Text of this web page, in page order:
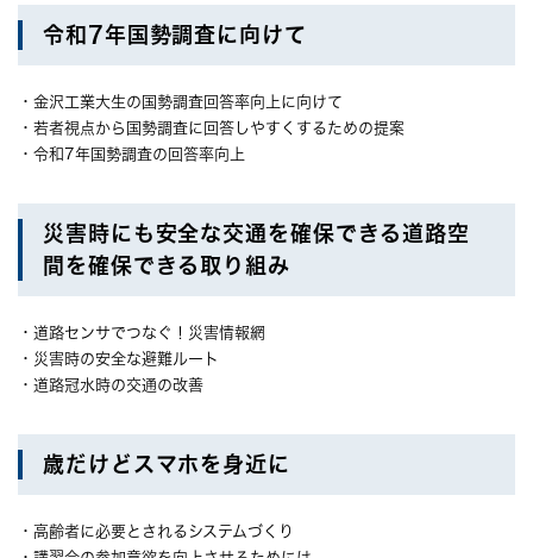
令和7年国勢調査に向けて
・金沢工業大生の国勢調査回答率向上に向けて
・若者視点から国勢調査に回答しやすくするための提案
・令和7年国勢調査の回答率向上
災害時にも安全な交通を確保できる道路空
間を確保できる取り組み
・道路センサでつなぐ！災害情報網
・災害時の安全な避難ルート
・道路冠水時の交通の改善
歳だけどスマホを身近に
・高齢者に必要とされるシステムづくり